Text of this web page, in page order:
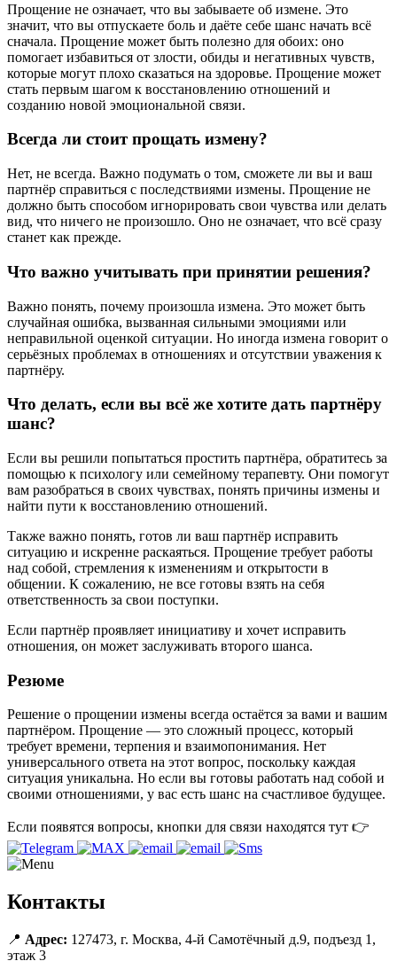
Прощение не означает, что вы забываете об измене. Это
значит, что вы отпускаете боль и даёте себе шанс начать всё
сначала. Прощение может быть полезно для обоих: оно
помогает избавиться от злости, обиды и негативных чувств,
которые могут плохо сказаться на здоровье. Прощение может
стать первым шагом к восстановлению отношений и
созданию новой эмоциональной связи.
Всегда ли стоит прощать измену?
Нет, не всегда. Важно подумать о том, сможете ли вы и ваш
партнёр справиться с последствиями измены. Прощение не
должно быть способом игнорировать свои чувства или делать
вид, что ничего не произошло. Оно не означает, что всё сразу
станет как прежде.
Что важно учитывать при принятии решения?
Важно понять, почему произошла измена. Это может быть
случайная ошибка, вызванная сильными эмоциями или
неправильной оценкой ситуации. Но иногда измена говорит о
серьёзных проблемах в отношениях и отсутствии уважения к
партнёру.
Что делать, если вы всё же хотите дать партнёру
шанс?
Если вы решили попытаться простить партнёра, обратитесь за
помощью к психологу или семейному терапевту. Они помогут
вам разобраться в своих чувствах, понять причины измены и
найти пути к восстановлению отношений.
Также важно понять, готов ли ваш партнёр исправить
ситуацию и искренне раскаяться. Прощение требует работы
над собой, стремления к изменениям и открытости в
общении. К сожалению, не все готовы взять на себя
ответственность за свои поступки.
Если партнёр проявляет инициативу и хочет исправить
отношения, он может заслуживать второго шанса.
Резюме
Решение о прощении измены всегда остаётся за вами и вашим
партнёром. Прощение — это сложный процесс, который
требует времени, терпения и взаимопонимания. Нет
универсального ответа на этот вопрос, поскольку каждая
ситуация уникальна. Но если вы готовы работать над собой и
своими отношениями, у вас есть шанс на счастливое будущее.
Если появятся вопросы, кнопки для связи находятся тут 👉
Контакты
📍 Адрес: 127473, г. Москва, 4-й Самотёчный д.9, подъезд 1,
этаж 3